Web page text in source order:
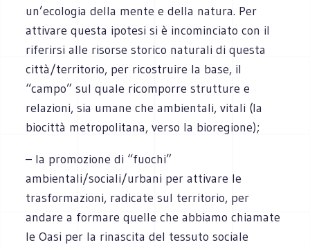
un’ecologia della mente e della natura. Per
attivare questa ipotesi si è incominciato con il
riferirsi alle risorse storico naturali di questa
città/territorio, per ricostruire la base, il
“campo” sul quale ricomporre strutture e
relazioni, sia umane che ambientali, vitali (la
biocittà metropolitana, verso la bioregione);
– la promozione di “fuochi”
ambientali/sociali/urbani per attivare le
trasformazioni, radicate sul territorio, per
andare a formare quelle che abbiamo chiamate
le Oasi per la rinascita del tessuto sociale